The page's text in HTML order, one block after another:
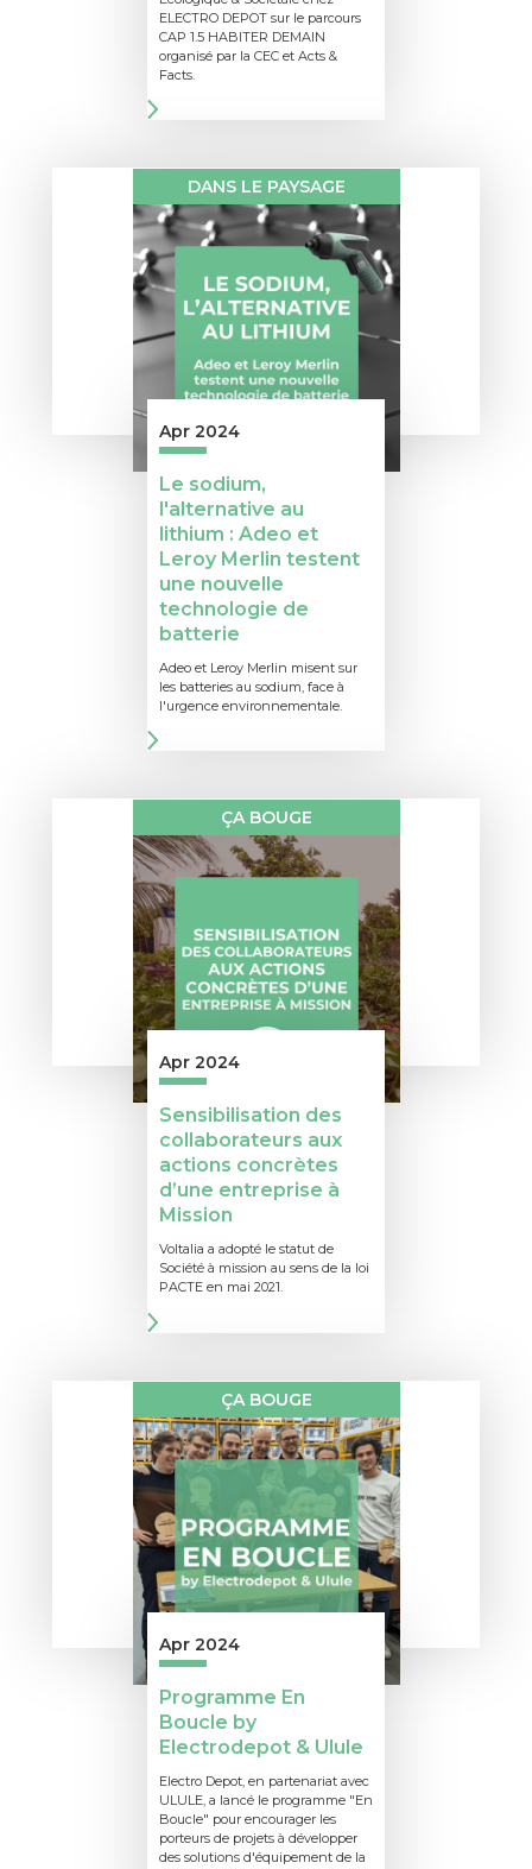
ELECTRO DEPOT sur le parcours
CAP 1.5 HABITER DEMAIN
organisé par la CEC et Acts &
Facts.
DANS LE PAYSAGE
Apr 2024
Le sodium,
l'alternative au
lithium : Adeo et
Leroy Merlin testent
une nouvelle
technologie de
batterie
Adeo et Leroy Merlin misent sur
les batteries au sodium, face à
l'urgence environnementale.
ÇA BOUGE
Apr 2024
Sensibilisation des
collaborateurs aux
actions concrètes
d’une entreprise à
Mission
Voltalia a adopté le statut de
Société à mission au sens de la loi
PACTE en mai 2021.
ÇA BOUGE
Apr 2024
Programme En
Boucle by
Electrodepot & Ulule
Electro Depot, en partenariat avec
ULULE, a lancé le programme "En
Boucle" pour encourager les
porteurs de projets à développer
des solutions d'équipement de la